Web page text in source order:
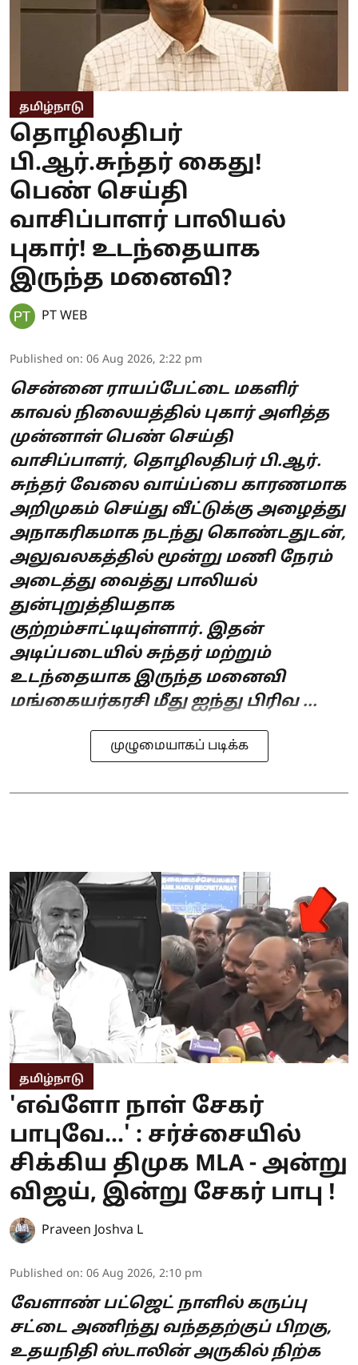
தமிழ்நாடு
தொழிலதிபர்
பி.ஆர்.சுந்தர் கைது!
பெண் செய்தி
வாசிப்பாளர் பாலியல்
புகார்! உடந்தையாக
இருந்த மனைவி?
PT WEB
Published on: 06 Aug 2026, 2:22 pm
சென்னை ராயப்பேட்டை மகளிர்
காவல் நிலையத்தில் புகார் அளித்த
முன்னாள் பெண் செய்தி
வாசிப்பாளர், தொழிலதிபர் பி.ஆர்.
சுந்தர் வேலை வாய்ப்பை காரணமாக
அறிமுகம் செய்து வீட்டுக்கு அழைத்து
அநாகரிகமாக நடந்து கொண்டதுடன்,
அலுவலகத்தில் மூன்று மணி நேரம்
அடைத்து வைத்து பாலியல்
துன்புறுத்தியதாக
குற்றம்சாட்டியுள்ளார். இதன்
அடிப்படையில் சுந்தர் மற்றும்
உடந்தையாக இருந்த மனைவி
மங்கையர்கரசி மீது ஐந்து பிரிவ ...
முழுமையாகப் படிக்க
தமிழ்நாடு
'எவ்ளோ நாள் சேகர்
பாபுவே...' : சர்ச்சையில்
சிக்கிய திமுக MLA - அன்று
விஜய், இன்று சேகர் பாபு !
Praveen Joshva L
Published on: 06 Aug 2026, 2:10 pm
வேளாண் பட்ஜெட் நாளில் கருப்பு
சட்டை அணிந்து வந்ததற்குப் பிறகு,
உதயநிதி ஸ்டாலின் அருகில் நிற்க